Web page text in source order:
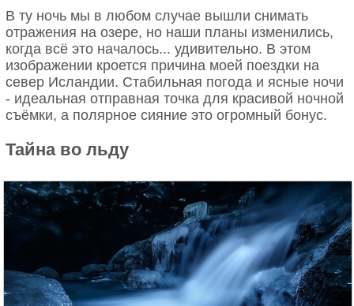
В ту ночь мы в любом случае вышли снимать
отражения на озере, но наши планы изменились,
когда всё это началось... удивительно. В этом
изображении кроется причина моей поездки на
север Исландии. Стабильная погода и ясные ночи
- идеальная отправная точка для красивой ночной
съёмки, а полярное сияние это огромный бонус.
Тайна во льду